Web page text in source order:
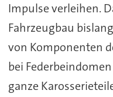
Impulse verleihen.
Fahrzeugbau
von Komponenten
bei
ganze